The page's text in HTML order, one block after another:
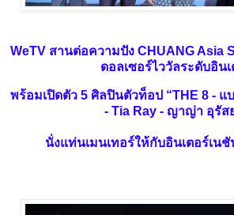
WeTV สานต่อความปัง CHUANG Asia
ดอลเซอร์ไววัลระดับอิน
พร้อมเปิดตัว 5 ศิลปินตัวท็อป “THE 8 - แ
- Tia Ray - ญาญ่า อุรัส
นั่งแท่นเมนเทอร์ให้กับอินเตอร์เน